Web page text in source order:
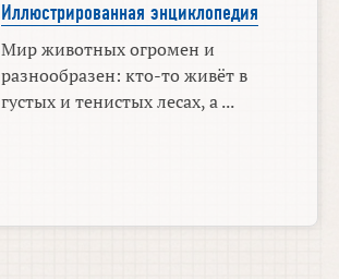
Иллюстрированная энциклопедия
Мир животных огромен и
разнообразен: кто-то живёт в
густых и тенистых лесах, а ...